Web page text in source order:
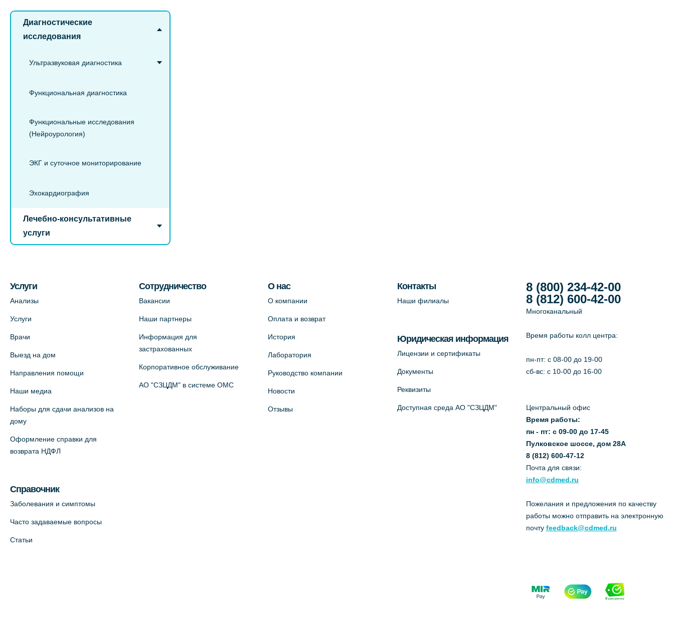
Диагностические
исследования
Ультразвуковая диагностика
Функциональная диагностика
Функциональные исследования
(Нейроурология)
ЭКГ и суточное мониторирование
Эхокардиография
Лечебно-консультативные
услуги
Услуги
Анализы
Услуги
Врачи
Выезд на дом
Направления помощи
Наши медиа
Наборы для сдачи анализов на
дому
Оформление справки для
возврата НДФЛ
Справочник
Заболевания и симптомы
Часто задаваемые вопросы
Статьи
Сотрудничество
Вакансии
Наши партнеры
Информация для
застрахованных
Корпоративное обслуживание
АО "СЗЦДМ" в системе ОМС
О нас
О компании
Оплата и возврат
История
Лаборатория
Руководство компании
Новости
Отзывы
Контакты
Наши филиалы
Юридическая информация
Лицензии и сертификаты
Документы
Реквизиты
Доступная среда АО "СЗЦДМ"
8 (800) 234-42-00
8 (812) 600-42-00
Многоканальный
Время работы колл центра:
пн-пт: c 08-00 до 19-00
сб-вс: с 10-00 до 16-00
Центральный офис
Время работы:
пн - пт: с 09-00 до 17-45
Пулковское шоссе, дом 28А
8 (812) 600-47-12
Почта для связи:
info@cdmed.ru
Пожелания и предложения по качеству
работы можно отправить на электронную
почту feedback@cdmed.ru